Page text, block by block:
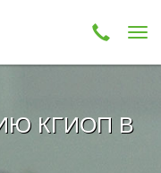
КГИОП В